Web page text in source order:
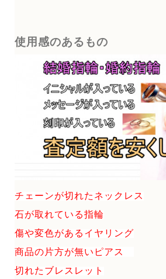
使用感のあるもの
チェーンが切れたネックレス
石が取れている指輪
傷や変色があるイヤリング
商品の片方が無いピアス
切れたブレスレット